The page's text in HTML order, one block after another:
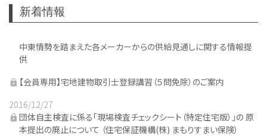
新着情報
中東情勢を踏まえた各メーカーからの供給見通しに関する情報提
供
【会員専用】宅地建物取引士登録講習（５問免除）のご案内
2016/12/27
団体自主検査に係る「現場検査チェックシート（特定住宅版）」の 原
本提出の廃止について （住宅保証機構(株) まもりすまい保険）